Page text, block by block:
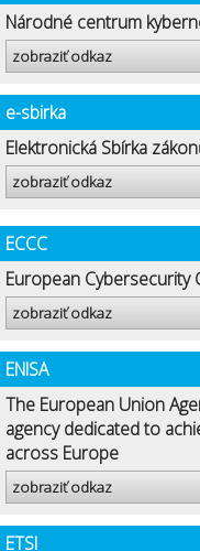
Národné centrum
zobraziť odkaz
e-sbirka
Elektronická Sbírka
zobraziť odkaz
ECCC
European Cybersecurity
zobraziť odkaz
ENISA
The European Union
agency dedicated to
across Europe
zobraziť odkaz
ETSI